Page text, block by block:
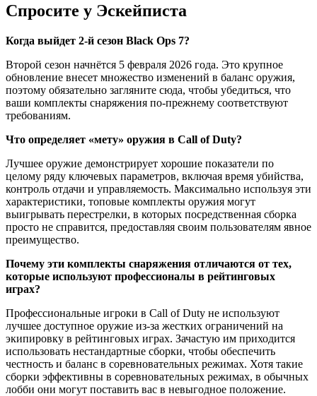
Спросите у Эскейписта
Когда выйдет 2-й сезон Black Ops 7?
Второй сезон начнётся 5 февраля 2026 года. Это крупное
обновление внесет множество изменений в баланс оружия,
поэтому обязательно загляните сюда, чтобы убедиться, что
ваши комплекты снаряжения по-прежнему соответствуют
требованиям.
Что определяет «мету» оружия в Call of Duty?
Лучшее оружие демонстрирует хорошие показатели по
целому ряду ключевых параметров, включая время убийства,
контроль отдачи и управляемость. Максимально используя эти
характеристики, топовые комплекты оружия могут
выигрывать перестрелки, в которых посредственная сборка
просто не справится, предоставляя своим пользователям явное
преимущество.
Почему эти комплекты снаряжения отличаются от тех,
которые используют профессионалы в рейтинговых
играх?
Профессиональные игроки в Call of Duty не используют
лучшее доступное оружие из-за жестких ограничений на
экипировку в рейтинговых играх. Зачастую им приходится
использовать нестандартные сборки, чтобы обеспечить
честность и баланс в соревновательных режимах. Хотя такие
сборки эффективны в соревновательных режимах, в обычных
лобби они могут поставить вас в невыгодное положение.